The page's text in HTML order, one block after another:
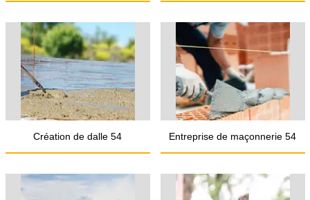
Création de dalle 54 Entreprise de maçonnerie 54